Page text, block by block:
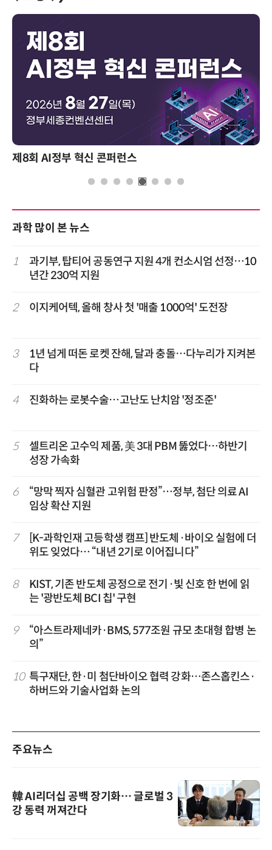
제8회 AI정부 혁신 콘퍼런스
과학 많이 본 뉴스
1
과기부, 탑티어 공동연구 지원 4개 컨소시엄 선정…10
년간 230억 지원
2 이지케어텍, 올해 창사 첫 '매출 1000억' 도전장
3
1년 넘게 떠돈 로켓 잔해, 달과 충돌…다누리가 지켜본
다
4 진화하는 로봇수술…고난도 난치암 '정조준'
5
셀트리온 고수익 제품, 美 3대 PBM 뚫었다…하반기
성장 가속화
6
“망막 찍자 심혈관 고위험 판정”…정부, 첨단 의료 AI
임상 확산 지원
7
[K-과학인재 고등학생 캠프] 반도체·바이오 실험에 더
위도 잊었다… “내년 2기로 이어집니다”
8
KIST, 기존 반도체 공정으로 전기·빛 신호 한 번에 읽
는 '광반도체 BCI 칩' 구현
9
“아스트라제네카·BMS, 577조원 규모 초대형 합병 논
의”
10 특구재단, 한·미 첨단바이오 협력 강화…존스홉킨스·
하버드와 기술사업화 논의
주요뉴스
韓 AI리더십 공백 장기화… 글로벌 3
강 동력 꺼져간다